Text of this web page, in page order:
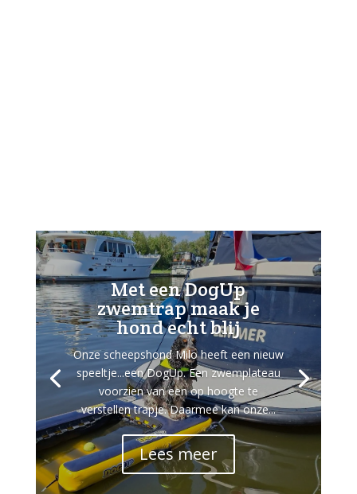
Met een DogUp
zwemtrap maak je
hond echt blij
Onze scheepshond Milo heeft een nieuw
speeltje...een DogUp. Een zwemplateau
voorzien van een op hoogte te
verstellen trapje. Daarmee kan onze...
Lees meer